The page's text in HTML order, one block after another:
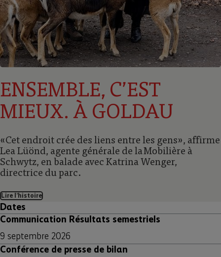
ENSEMBLE, CʼEST
MIEUX. À GOLDAU
«Cet endroit crée des liens entre les gens», affirme
Lea Lüönd, agente générale de la Mobilière à
Schwytz, en balade avec Katrina Wenger,
directrice du parc.
Lire lʼhistoire
Dates
Communication Résultats semestriels
9 septembre 2026
Conférence de presse de bilan